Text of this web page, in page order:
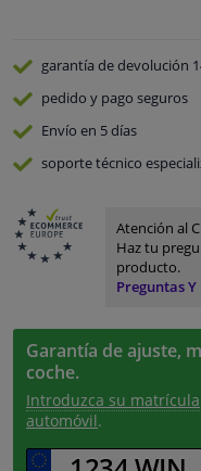
garantía de devolución
pedido y pago seguros
Envío en 5 días
soporte técnico
Atención al
Haz tu
producto.
Preguntas Y
Garantía de ajuste,
coche.
Introduzca su matrícula
automóvil.